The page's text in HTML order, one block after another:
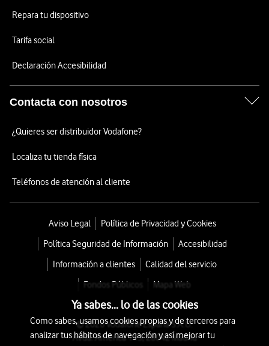
Repara tu dispositivo
Tarifa social
Declaración Accesibilidad
Contacta con nosotros
¿Quieres ser distribuidor Vodafone?
Localiza tu tienda física
Teléfonos de atención al cliente
Aviso Legal
Política de Privacidad y Cookies
Política Seguridad de Información
Accesibilidad
Información a clientes
Calidad del servicio
Fondos Públicos
Mapa Web
© 2026 Vodafone España S.A.U.
Avda. América 115, 28042 Madrid
Ya sabes... lo de las cookies
Como sabes, usamos cookies propias y de terceros para
analizar tus hábitos de navegación y así mejorar tu